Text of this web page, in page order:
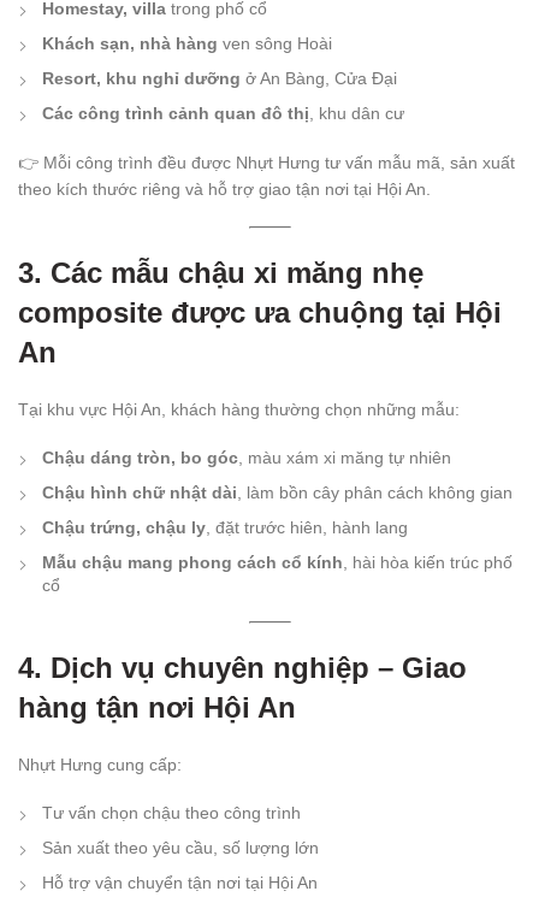
Homestay, villa trong phố cổ
Khách sạn, nhà hàng ven sông Hoài
Resort, khu nghỉ dưỡng ở An Bàng, Cửa Đại
Các công trình cảnh quan đô thị , khu dân cư
👉 Mỗi công trình đều được Nhựt Hưng tư vấn mẫu mã, sản xuất
theo kích thước riêng và hỗ trợ giao tận nơi tại Hội An.
3. Các mẫu chậu xi măng nhẹ
composite được ưa chuộng tại Hội
An
Tại khu vực Hội An, khách hàng thường chọn những mẫu:
Chậu dáng tròn, bo góc , màu xám xi măng tự nhiên
Chậu hình chữ nhật dài , làm bồn cây phân cách không gian
Chậu trứng, chậu ly , đặt trước hiên, hành lang
Mẫu chậu mang phong cách cổ kính , hài hòa kiến trúc phố
cổ
4. Dịch vụ chuyên nghiệp – Giao
hàng tận nơi Hội An
Nhựt Hưng cung cấp:
Tư vấn chọn chậu theo công trình
Sản xuất theo yêu cầu, số lượng lớn
Hỗ trợ vận chuyển tận nơi tại Hội An